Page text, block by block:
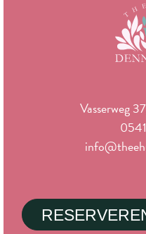
Vasserweg